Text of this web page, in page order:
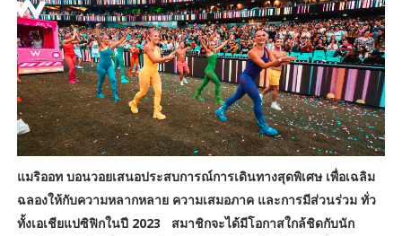
แมริออท บอนวอยเสนอประสบการณ์การเดินทางสุดพิเศษ เพื่อเฉลิม
ฉลองให้กับความหลากหลาย ความเสมอภาค และการมีส่วนร่วม ทั่ว
ทั้งเอเชียแปซิฟิกในปี 2023
สมาชิกจะได้มีโอกาสใกล้ชิดกับนัก